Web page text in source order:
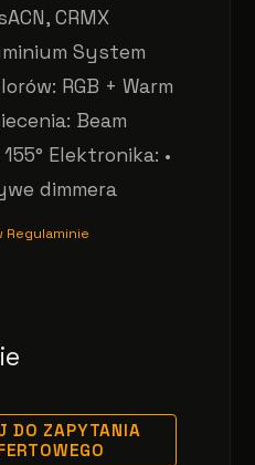
CRMX
System
RGB + Warm
Beam
Elektronika: •
dimmera
Regulaminie
DO ZAPYTANIA